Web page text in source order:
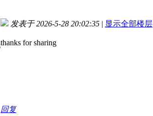
发表于 2026-5-28 20:02:35 | 显示全部楼层
thanks for sharing
回复